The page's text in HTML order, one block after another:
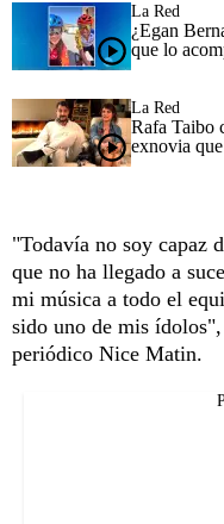
La Red
¿Egan
que lo
La Red
Rafa Taibo
exnovia
"Todavía no soy capaz
que no ha llegado a
mi música a todo el
sido uno de mis
periódico Nice Matin.